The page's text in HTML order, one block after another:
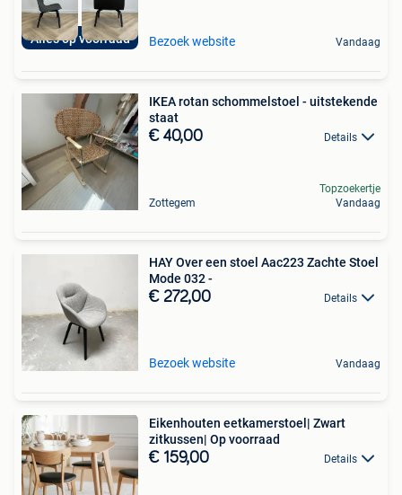
Alles op voorraad Bezoek website Vandaag
IKEA rotan schommelstoel - uitstekende
staat
€ 40,00 Details
Zottegem
Topzoekertje
Vandaag
HAY Over een stoel Aac223 Zachte Stoel
Mode 032 -
€ 272,00 Details
Bezoek website Vandaag
Eikenhouten eetkamerstoel| Zwart
zitkussen| Op voorraad
€ 159,00 Details